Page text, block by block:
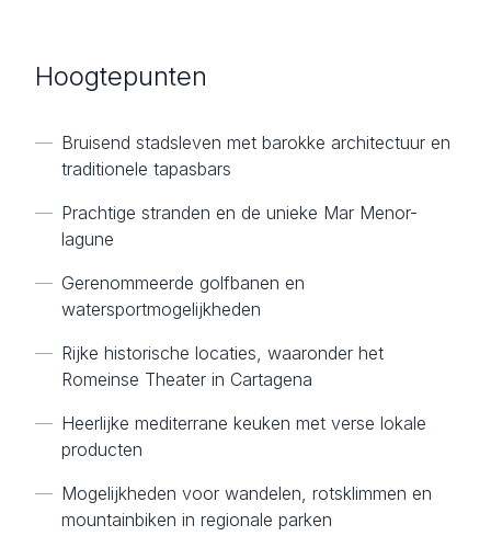
Hoogtepunten
— Bruisend stadsleven met barokke architectuur en
traditionele tapasbars
— Prachtige stranden en de unieke Mar Menor-
lagune
— Gerenommeerde golfbanen en
watersportmogelijkheden
— Rijke historische locaties, waaronder het
Romeinse Theater in Cartagena
— Heerlijke mediterrane keuken met verse lokale
producten
— Mogelijkheden voor wandelen, rotsklimmen en
mountainbiken in regionale parken